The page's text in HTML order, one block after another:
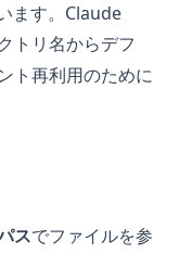
ます。Claude
トリ名からデフ
ト再利用のために
スでファイルを参